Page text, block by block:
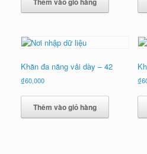
Khăn đa năng vải dày – 42
₫60,000
Thêm vào giỏ hàng
₫